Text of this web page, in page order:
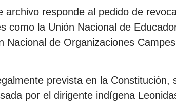
archivo responde al pedido de
como la Unión Nacional de
Nacional de Organizaciones
prevista en la Constitución,
por el dirigente indígena